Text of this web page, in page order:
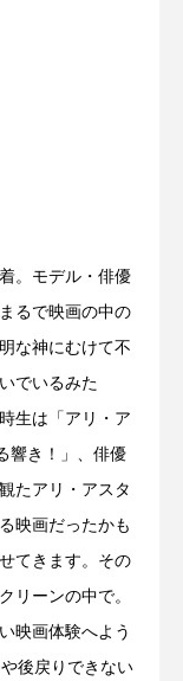
。モデル・俳優
るで映画の中の
な神にむけて不
でいるみた
生は「アリ・ア
響き！」、俳優
たアリ・アスタ
映画だったかも
てきます。その
リーンの中で。
映画体験へよう
後戻りできない